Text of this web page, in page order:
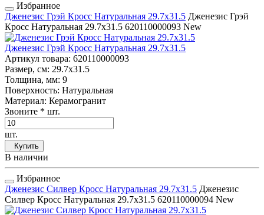
Избранное
Дженезис Грэй Кросс Натуральная 29.7x31.5 Дженезис Грэй
Кросс Натуральная 29.7x31.5 620110000093 New
Дженезис Грэй Кросс Натуральная 29.7x31.5
Артикул товара: 620110000093
Размер, см: 29.7x31.5
Толщина, мм: 9
Поверхность: Натуральная
Материал: Керамогранит
Звоните * шт.
шт.
Купить
В наличии
Избранное
Дженезис Силвер Кросс Натуральная 29.7x31.5 Дженезис
Силвер Кросс Натуральная 29.7x31.5 620110000094 New